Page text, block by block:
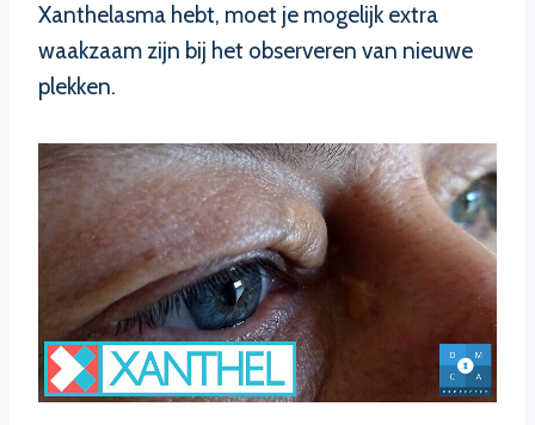
Xanthelasma hebt, moet je mogelijk extra
waakzaam zijn bij het observeren van nieuwe
plekken.